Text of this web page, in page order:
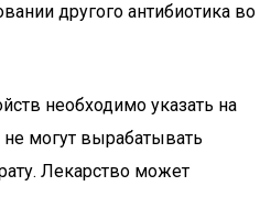
другого антибиотика во
необходимо указать на
могут вырабатывать
Лекарство может